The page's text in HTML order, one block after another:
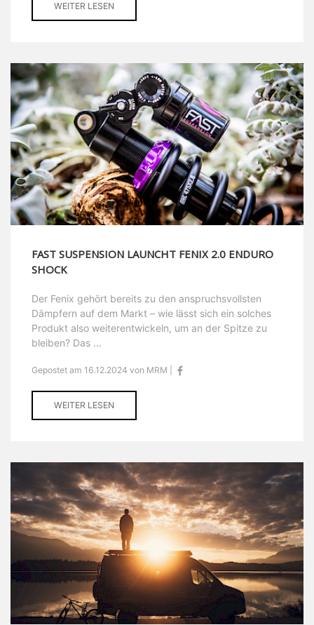
WEITER LESEN
FAST SUSPENSION LAUNCHT FENIX 2.0 ENDURO
SHOCK
Der Fenix gehört bereits zu den anspruchsvollsten
Dämpfern auf dem Markt – wie lässt sich ein solches
Produkt also weiterentwickeln, um an der Spitze zu
bleiben? Das ...
Gepostet am 16.12.2024 von MRM |
WEITER LESEN